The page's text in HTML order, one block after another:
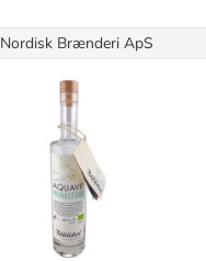
Nordisk Brænderi ApS